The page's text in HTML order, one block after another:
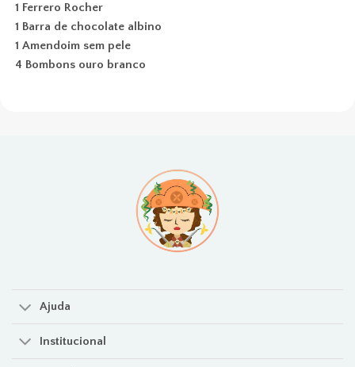
1 Ferrero Rocher
1 Barra de chocolate albino
1 Amendoim sem pele
4 Bombons ouro branco
Ajuda
Institucional